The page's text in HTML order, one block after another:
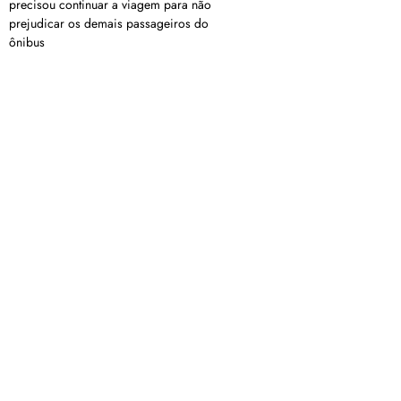
precisou continuar a viagem para não
prejudicar os demais passageiros do
ônibus